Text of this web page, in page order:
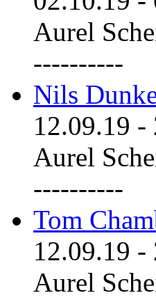
Aurel
----------
Nils
12.09.19 -
Aurel
----------
Tom
12.09.19 -
Aurel